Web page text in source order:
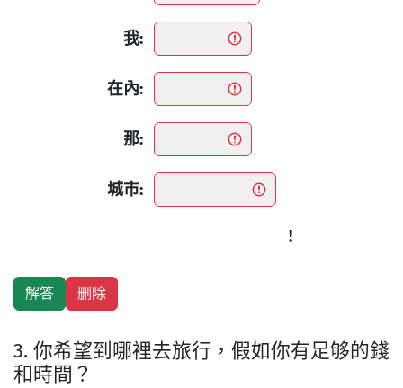
我:
在內:
那:
城市:
!
3. 你希望到哪裡去旅行，假如你有足够的錢
和時間？